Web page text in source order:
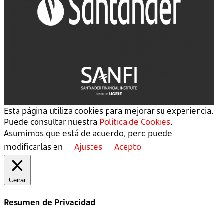
Esta página utiliza cookies para mejorar su experiencia.
Puede consultar nuestra Política de Cookies.
Asumimos que está de acuerdo, pero puede
modificarlas en
Ajustes Acepto
Cerrar
Resumen de Privacidad